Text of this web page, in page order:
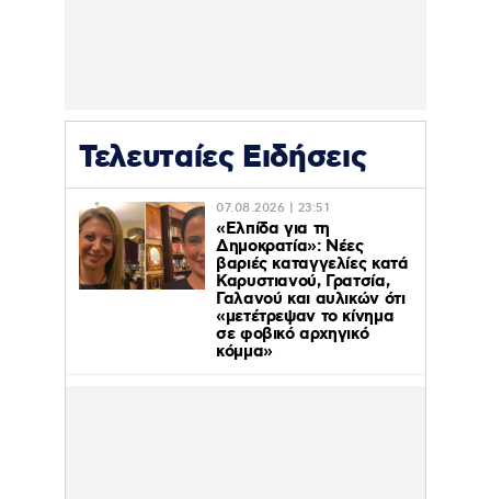
Τελευταίες Ειδήσεις
07.08.2026 | 23:51
«Ελπίδα για τη
Δημοκρατία»: Νέες
βαριές καταγγελίες κατά
Καρυστιανού, Γρατσία,
Γαλανού και αυλικών ότι
«μετέτρεψαν το κίνημα
σε φοβικό αρχηγικό
κόμμα»